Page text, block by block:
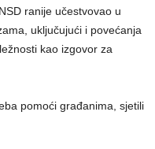
ranije učestvovao u
uključujući i povećanja
kao izgovor za
pomoći građanima, sjetili